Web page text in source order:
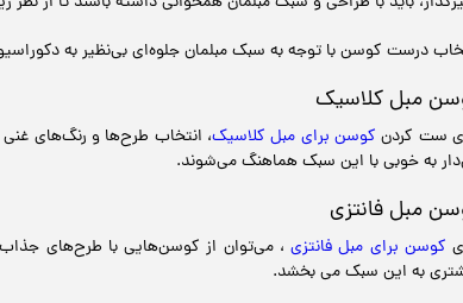
درست کوسن با توجه به سبک مبلمان جلوه‌ای بی‌نظیر به
مبل کلاسیک
ست کردن کوسن برای مبل کلاسیک، انتخاب طرح‌ها و رنگ‌های غنی
به خوبی با این سبک هماهنگ می‌شوند.
مبل فانتزی
کوسن برای مبل فانتزی ، می‌توان از کوسن‌هایی با طرح‌های
به این سبک می بخشد.